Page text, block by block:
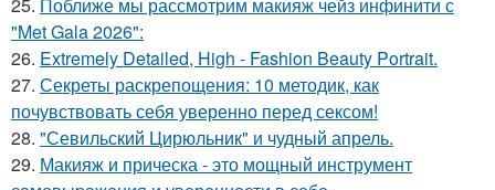
25. Поближе мы рассмотрим макияж чейз инфинити с
"Met Gala 2026":
26. Extremely Detailed, High - Fashion Beauty Portrait.
27. Секреты раскрепощения: 10 методик, как
почувствовать себя уверенно перед сексом!
28. "Севильский Цирюльник" и чудный апрель.
29. Макияж и прическа - это мощный инструмент